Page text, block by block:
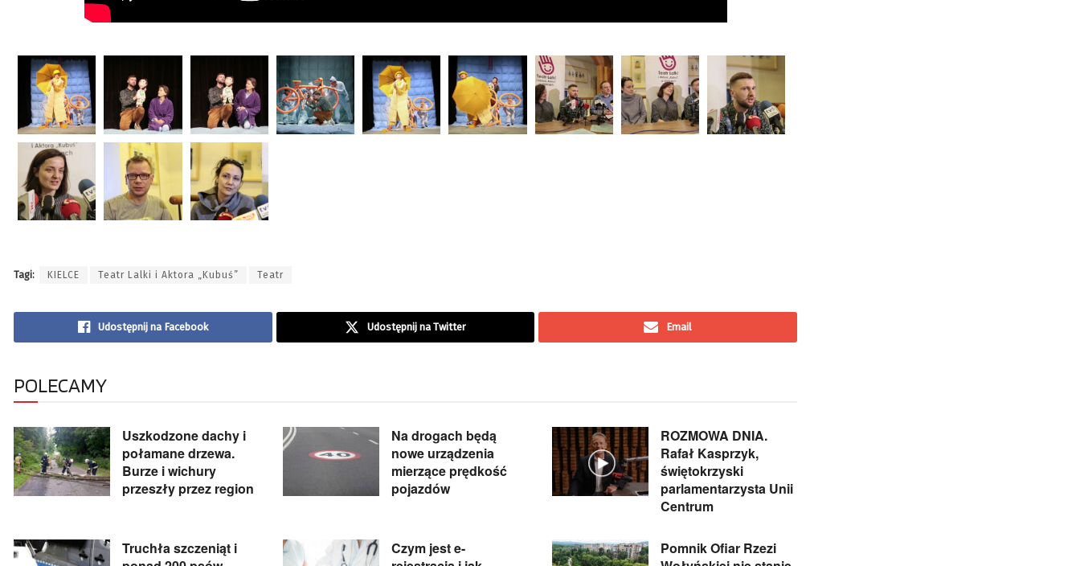
Tagi: KIELCE Teatr Lalki i Aktora „Kubuś” Teatr
Udostępnij na Facebook Udostępnij na Twitter Email
POLECAMY
Uszkodzone dachy i
połamane drzewa.
Burze i wichury
przeszły przez region
Na drogach będą
nowe urządzenia
mierzące prędkość
pojazdów
ROZMOWA DNIA.
Rafał Kasprzyk,
świętokrzyski
parlamentarzysta Unii
Centrum
Truchła szczeniąt i
Czym jest e-
Pomnik Ofiar Rzezi